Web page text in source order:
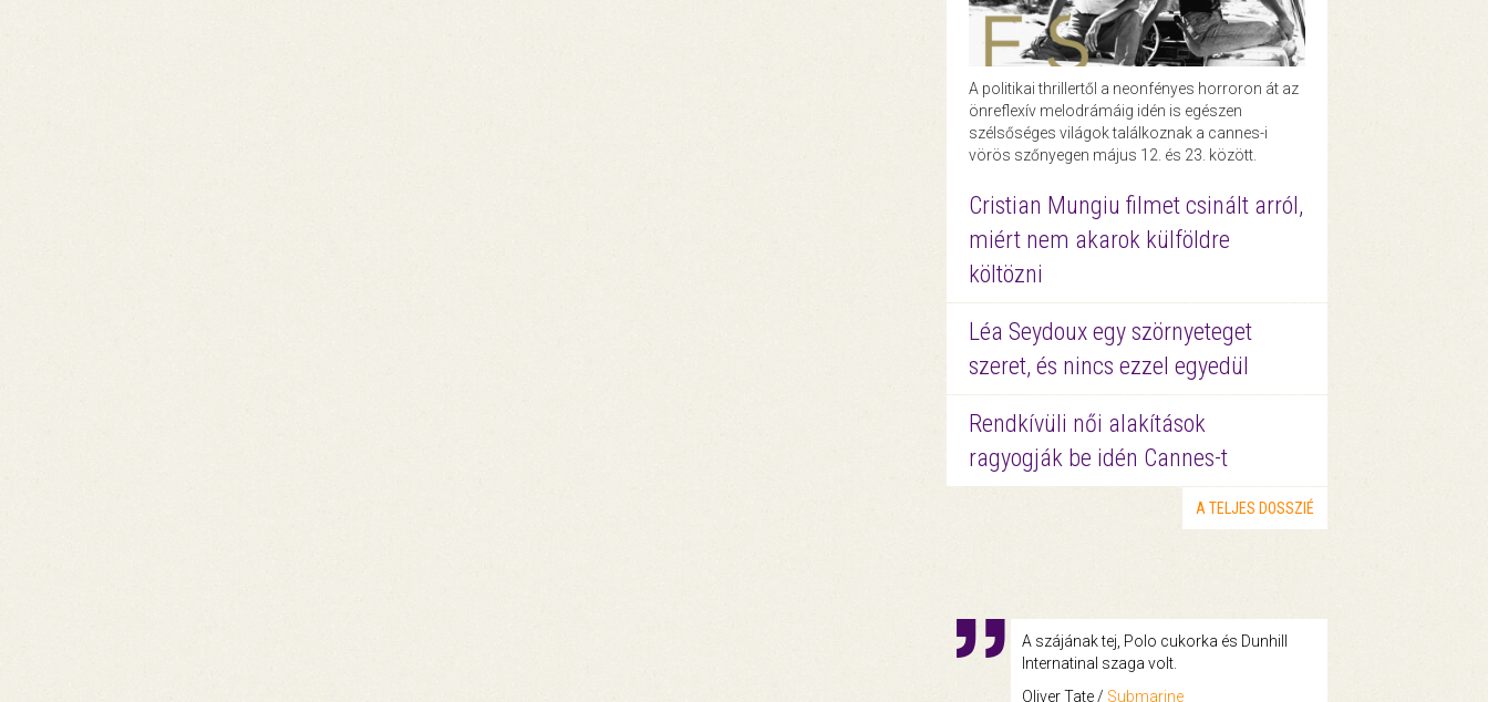
A politikai thrillertől a neonfényes horroron át az
önreflexív melodrámáig idén is egészen
szélsőséges világok találkoznak a cannes-i
vörös szőnyegen május 12. és 23. között.
Cristian Mungiu filmet csinált arról,
miért nem akarok külföldre
költözni
Léa Seydoux egy szörnyeteget
szeret, és nincs ezzel egyedül
Rendkívüli női alakítások
ragyogják be idén Cannes-t
A TELJES DOSSZIÉ
A szájának tej, Polo cukorka és Dunhill
Internatinal szaga volt.
Oliver Tate / Submarine